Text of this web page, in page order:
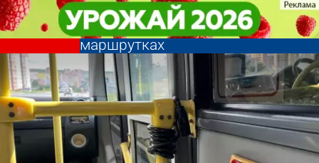
Пензенцам рассказали, куда
можно пожаловаться на духоту в
маршрутках
Общество Пензенцам рассказали, куда
можно пожаловаться на духоту в
маршрутках
Общество
Другие новости по
теме
Погода и курсы
валют в Пензе